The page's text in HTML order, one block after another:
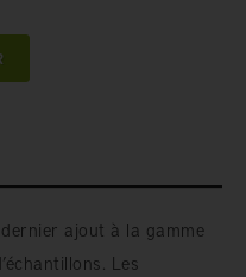
ajout à la gamme
Les